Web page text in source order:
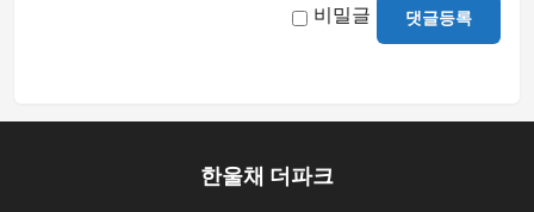
비밀글 댓글등록
한울채 더파크